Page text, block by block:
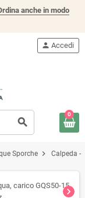
anche in modo
search
person Accedi
0
Sporche chevron_right Calpeda -
chevron_right